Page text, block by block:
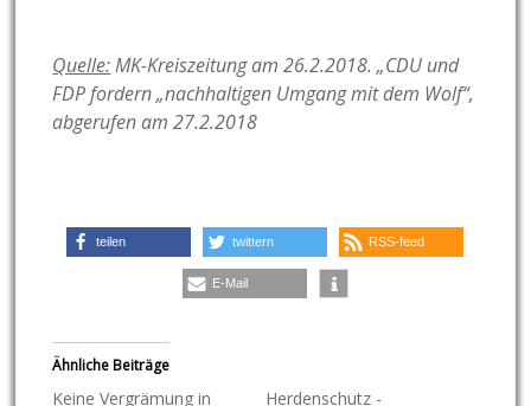
Quelle:MK-Kreiszeitung am 26.2.2018. „CDU und
FDP fordern „nachhaltigen Umgang mit dem Wolf“,
abgerufen am 27.2.2018
teilen twittern RSS-feed
E-Mail
Ähnliche Beiträge
Keine Vergrämung in Herdenschutz -